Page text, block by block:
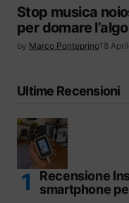
Stop musica
per domare
by Marco Ponteprino18
Ultime Recensioni
Recensione
smartphone